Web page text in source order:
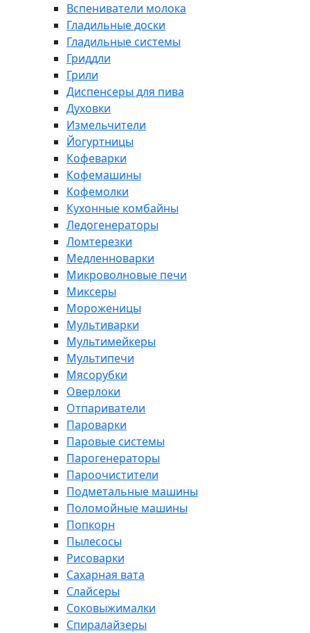
Вспениватели молока
Гладильные доски
Гладильные системы
Гриддли
Грили
Диспенсеры для пива
Духовки
Измельчители
Йогуртницы
Кофеварки
Кофемашины
Кофемолки
Кухонные комбайны
Ледогенераторы
Ломтерезки
Медленноварки
Микроволновые печи
Миксеры
Мороженицы
Мультиварки
Мультимейкеры
Мультипечи
Мясорубки
Оверлоки
Отпариватели
Пароварки
Паровые системы
Парогенераторы
Пароочистители
Подметальные машины
Поломойные машины
Попкорн
Пылесосы
Рисоварки
Сахарная вата
Слайсеры
Соковыжималки
Спиралайзеры